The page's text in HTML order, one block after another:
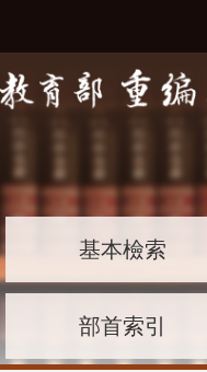
基本檢索
部首索引